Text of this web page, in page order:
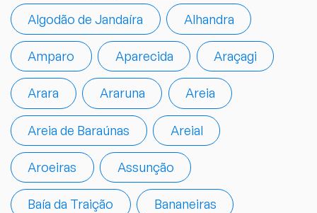
Algodão de Jandaíra Alhandra
Amparo Aparecida Araçagi
Arara Araruna Areia
Areia de Baraúnas Areial
Aroeiras Assunção
Baía da Traição Bananeiras